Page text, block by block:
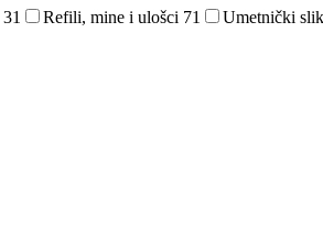
31 Refili, mine i ulošci 71 Umetnički